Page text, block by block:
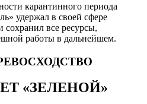
карантинного периода
удержал в своей сфере
сохранил все ресурсы,
работы в дальнейшем.
«ЗЕЛЕНОЙ»